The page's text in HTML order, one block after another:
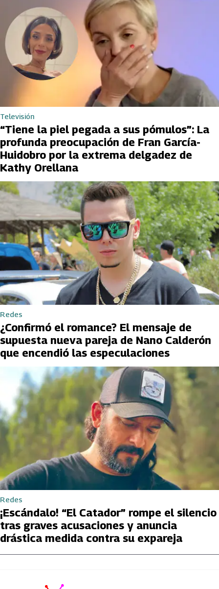
Televisión
“Tiene la piel pegada a sus pómulos”: La
profunda preocupación de Fran García-
Huidobro por la extrema delgadez de
Kathy Orellana
Redes
¿Confirmó el romance? El mensaje de
supuesta nueva pareja de Nano Calderón
que encendió las especulaciones
Redes
¡Escándalo! “El Catador” rompe el silencio
tras graves acusaciones y anuncia
drástica medida contra su expareja